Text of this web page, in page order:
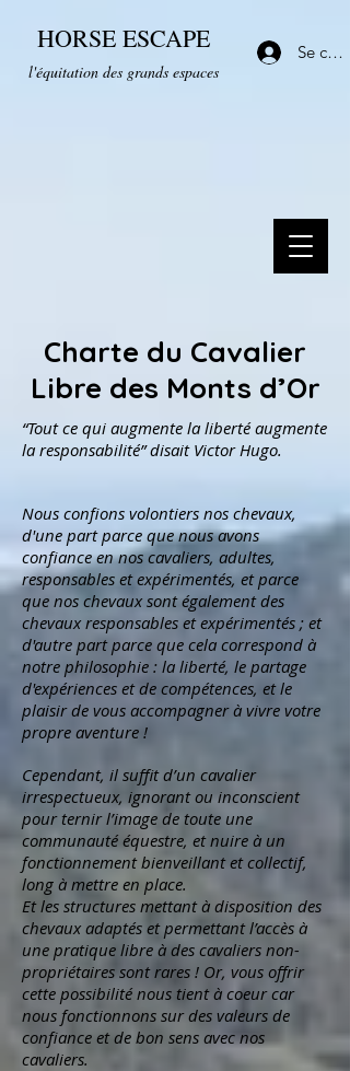
HORSE ESCAPE
l'équitation des grands espaces
Se
Charte du Cavalier
Libre des Monts d’Or
“Tout ce qui augmente la liberté augmente
la responsabilité” disait Victor Hugo.
Nous confions volontiers nos chevaux,
d'une part parce que nous avons
confiance en nos cavaliers, adultes,
responsables et expérimentés, et parce
que nos chevaux sont également des
chevaux responsables et expérimentés ; et
d'autre part parce que cela correspond à
notre philosophie : la liberté, le partage
d'expériences et de compétences, et le
plaisir de vous accompagner à vivre votre
propre aventure !
Cependant, il suffit d’un cavalier
irrespectueux, ignorant ou inconscient
pour ternir l’image de toute une
communauté équestre, et nuire à un
fonctionnement bienveillant et collectif,
long à mettre en place.
Et les structures mettant à disposition des
chevaux adaptés et permettant l’accès à
une pratique libre à des cavaliers non-
propriétaires sont rares ! Or, vous offrir
cette possibilité nous tient à coeur car
nous fonctionnons sur des valeurs de
confiance et de bon sens avec nos
cavaliers.